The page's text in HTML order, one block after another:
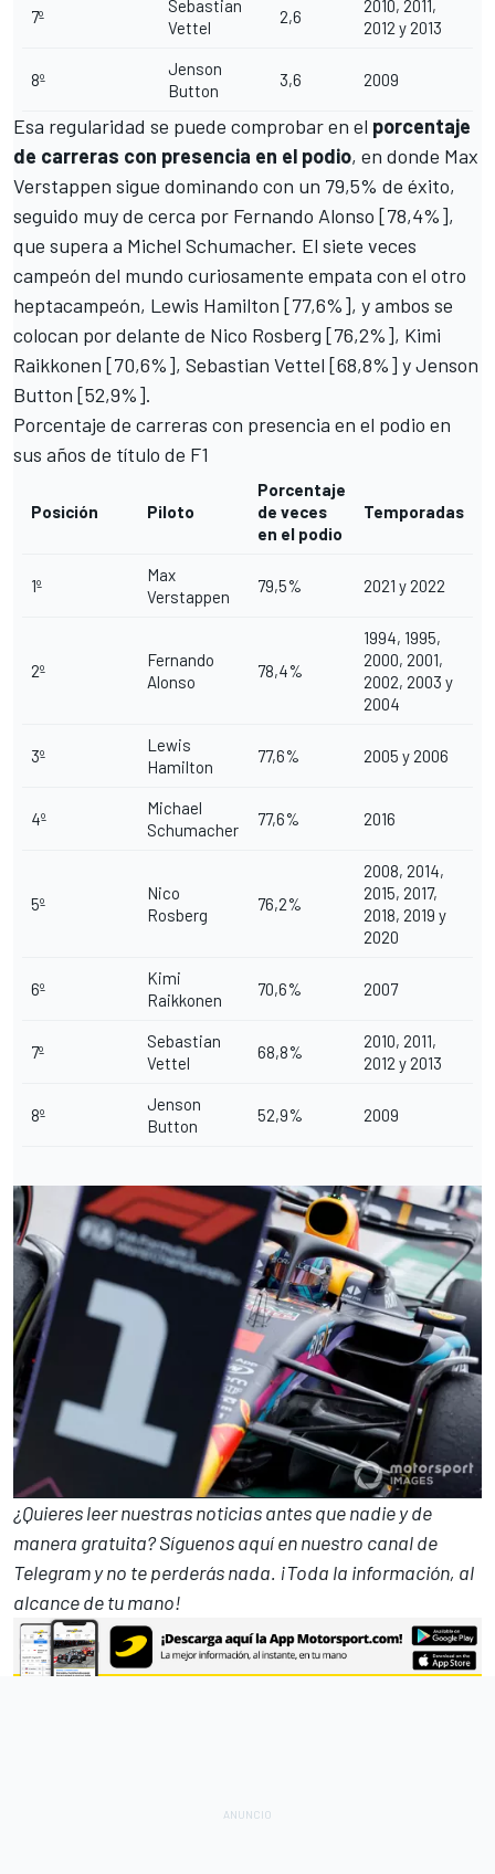
7º
Sebastian
Vettel
2,6
2010, 2011,
2012 y 2013
8º
Jenson
Button
3,6 2009
Esa regularidad se puede comprobar en el porcentaje
de carreras con presencia en el podio, en donde Max
Verstappen sigue dominando con un 79,5% de éxito,
seguido muy de cerca por Fernando Alonso [78,4%],
que supera a Michel Schumacher. El siete veces
campeón del mundo curiosamente empata con el otro
heptacampeón, Lewis Hamilton [77,6%], y ambos se
colocan por delante de Nico Rosberg [76,2%], Kimi
Raikkonen [70,6%], Sebastian Vettel [68,8%] y Jenson
Button [52,9%].
Porcentaje de carreras con presencia en el podio en
sus años de título de F1
Posición Piloto
Porcentaje
de veces
en el podio
Temporadas
1º
Max
Verstappen
79,5% 2021 y 2022
2º
Fernando
Alonso
78,4%
1994, 1995,
2000, 2001,
2002, 2003 y
2004
3º
Lewis
Hamilton
77,6% 2005 y 2006
4º
Michael
Schumacher
77,6% 2016
5º
Nico
Rosberg
76,2%
2008, 2014,
2015, 2017,
2018, 2019 y
2020
6º
Kimi
Raikkonen
70,6% 2007
7º
Sebastian
Vettel
68,8%
2010, 2011,
2012 y 2013
8º
Jenson
Button
52,9% 2009
¿Quieres leer nuestras noticias antes que nadie y de
manera gratuita? Síguenosaquí en nuestro canal de
Telegramy no te perderás nada. ¡Toda la información, al
alcance de tu mano!